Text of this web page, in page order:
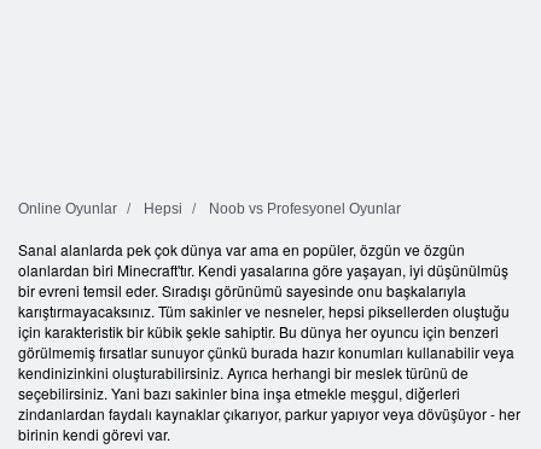
Online Oyunlar Hepsi Noob vs Profesyonel Oyunlar
Sanal alanlarda pek çok dünya var ama en popüler, özgün ve özgün
olanlardan biri Minecraft'tır. Kendi yasalarına göre yaşayan, iyi düşünülmüş
bir evreni temsil eder. Sıradışı görünümü sayesinde onu başkalarıyla
karıştırmayacaksınız. Tüm sakinler ve nesneler, hepsi piksellerden oluştuğu
için karakteristik bir kübik şekle sahiptir. Bu dünya her oyuncu için benzeri
görülmemiş fırsatlar sunuyor çünkü burada hazır konumları kullanabilir veya
kendinizinkini oluşturabilirsiniz. Ayrıca herhangi bir meslek türünü de
seçebilirsiniz. Yani bazı sakinler bina inşa etmekle meşgul, diğerleri
zindanlardan faydalı kaynaklar çıkarıyor, parkur yapıyor veya dövüşüyor - her
birinin kendi görevi var.